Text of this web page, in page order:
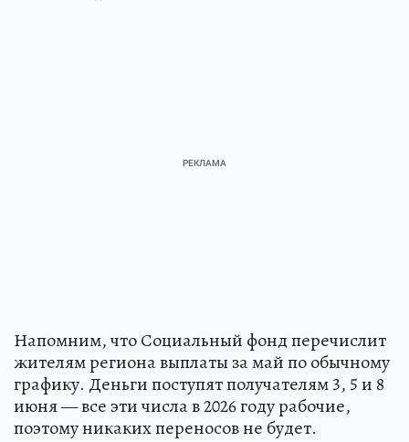
Напомним, что Социальный фонд перечислит
жителям региона выплаты за май по обычному
графику. Деньги поступят получателям 3, 5 и 8
июня — все эти числа в 2026 году рабочие,
поэтому никаких переносов не будет.